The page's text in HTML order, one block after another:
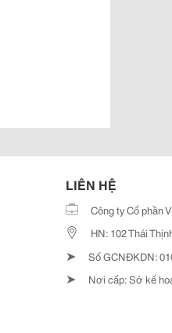
LIÊN HỆ
Công ty Cổ phần
HN: 102 Thái
➤ Số GCNĐKDN:
➤ Nơi cấp: Sở kế